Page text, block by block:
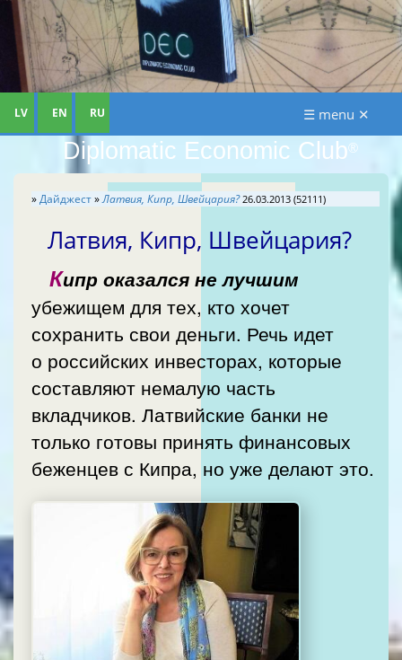
Diplomatic Economic Club®
LV EN RU ☰ menu ✕
»Дайджест»Латвия, Кипр, Швейцария? 26.03.2013 (52111)
Латвия, Кипр, Швейцария?
Кипр оказался не лучшим
убежищем для тех, кто хочет
сохранить свои деньги. Речь идет
о российских инвесторах, которые
составляют немалую часть
вкладчиков. Латвийские банки не
только готовы принять финансовых
беженцев с Кипра, но уже делают это.